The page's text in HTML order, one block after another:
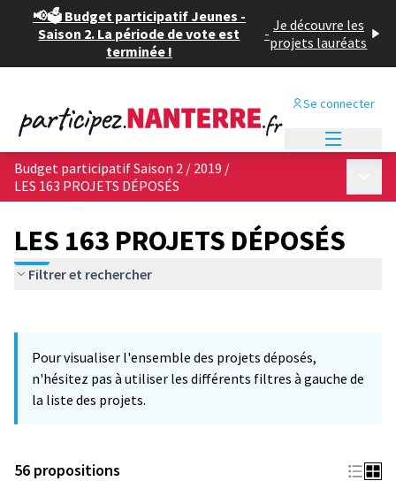
📢🗳️ Budget participatif Jeunes -
Saison 2. La période de vote est
terminée !
- Je découvre les
projets lauréats
Se connecter
Budget participatif Saison 2 / 2019 /
LES 163 PROJETS DÉPOSÉS
LES 163 PROJETS DÉPOSÉS
Filtrer et rechercher
−
Pour visualiser l'ensemble des projets déposés,
n'hésitez pas à utiliser les différents filtres à gauche de
la liste des projets.
56 propositions